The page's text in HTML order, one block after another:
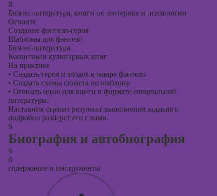
8.
Бизнес-литература, книги по эзотерике и психологии
Освоите
Создание фэнтези-героя
Шаблоны для фэнтези
Бизнес-литература
Концепции кулинарных книг
На практике
• Создать героя и злодея в жанре фэнтези.
• Создать схемы сюжета по шаблону.
• Описать идею для книги в формате специальной
литературы.
Наставник оценит результат выполнения задания и
подробно разберет его с вами.
6
Биография и автобиография
6
6
содержание и инструменты